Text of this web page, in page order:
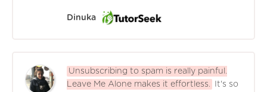
Dinuka
Unsubscribing to spam is really painful.
Leave Me Alone makes it effortless.
It's so